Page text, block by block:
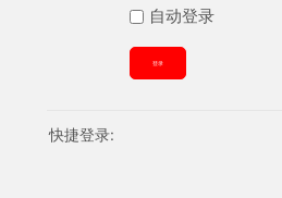
自动登录
登录
快捷登录: